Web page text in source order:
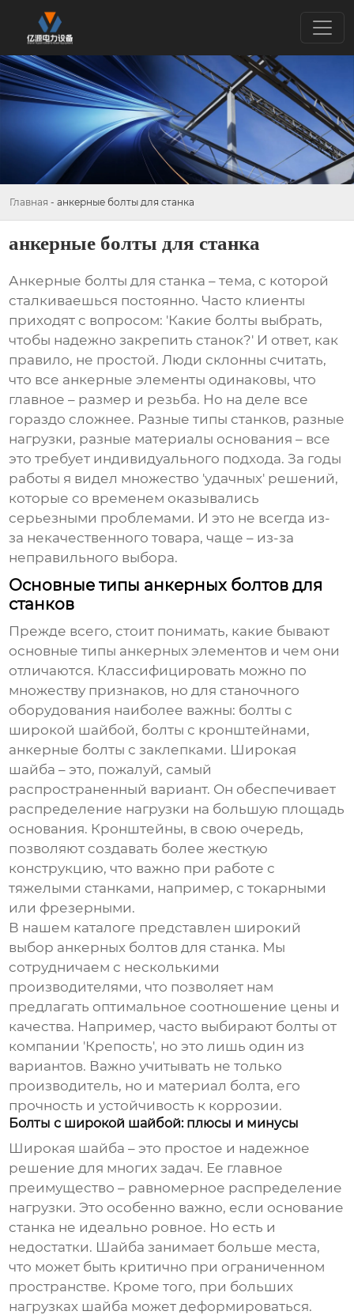
Главная - анкерные болты для станка
анкерные болты для станка
Анкерные болты для станка – тема, с которой
сталкиваешься постоянно. Часто клиенты
приходят с вопросом: 'Какие болты выбрать,
чтобы надежно закрепить станок?' И ответ, как
правило, не простой. Люди склонны считать,
что все анкерные элементы одинаковы, что
главное – размер и резьба. Но на деле все
гораздо сложнее. Разные типы станков, разные
нагрузки, разные материалы основания – все
это требует индивидуального подхода. За годы
работы я видел множество 'удачных' решений,
которые со временем оказывались
серьезными проблемами. И это не всегда из-
за некачественного товара, чаще – из-за
неправильного выбора.
Основные типы анкерных болтов для
станков
Прежде всего, стоит понимать, какие бывают
основные типы анкерных элементов и чем они
отличаются. Классифицировать можно по
множеству признаков, но для станочного
оборудования наиболее важны: болты с
широкой шайбой, болты с кронштейнами,
анкерные болты с заклепками. Широкая
шайба – это, пожалуй, самый
распространенный вариант. Он обеспечивает
распределение нагрузки на большую площадь
основания. Кронштейны, в свою очередь,
позволяют создавать более жесткую
конструкцию, что важно при работе с
тяжелыми станками, например, с токарными
или фрезерными.
В нашем каталоге представлен широкий
выбор анкерных болтов для станка. Мы
сотрудничаем с несколькими
производителями, что позволяет нам
предлагать оптимальное соотношение цены и
качества. Например, часто выбирают болты от
компании 'Крепость', но это лишь один из
вариантов. Важно учитывать не только
производитель, но и материал болта, его
прочность и устойчивость к коррозии.
Болты с широкой шайбой: плюсы и минусы
Широкая шайба – это простое и надежное
решение для многих задач. Ее главное
преимущество – равномерное распределение
нагрузки. Это особенно важно, если основание
станка не идеально ровное. Но есть и
недостатки. Шайба занимает больше места,
что может быть критично при ограниченном
пространстве. Кроме того, при больших
нагрузках шайба может деформироваться.